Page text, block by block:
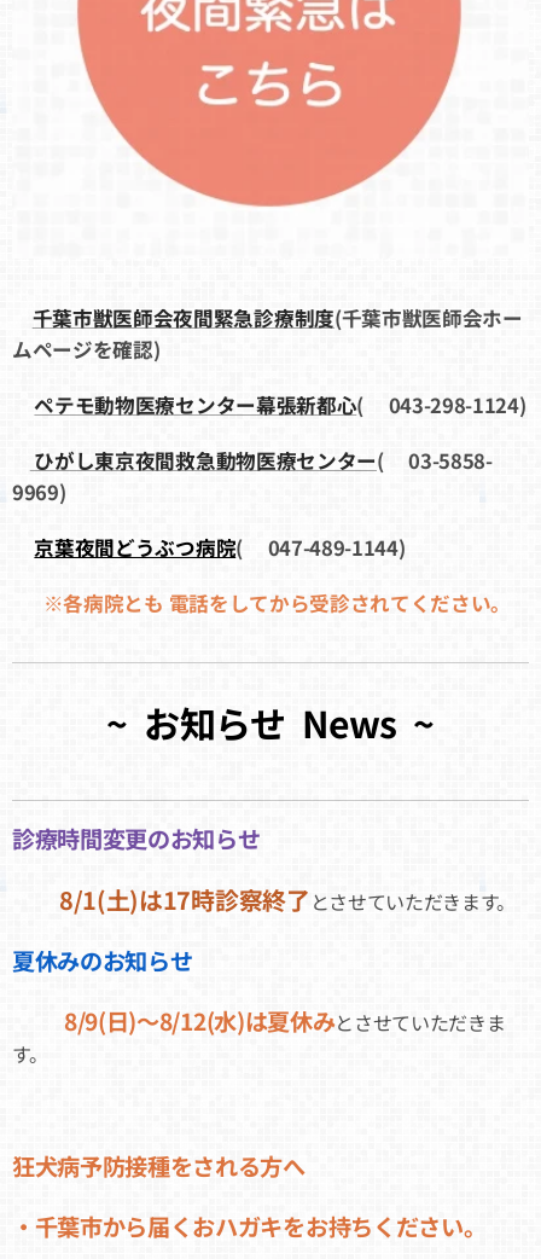
千葉市獣医師会夜間緊急診療制度(千葉市獣医師会ホー
ムページを確認)
ペテモ動物医療センター幕張新都心(📞043-298-1124)
ひがし東京夜間救急動物医療センター(📞03-5858-
9969)
京葉夜間どうぶつ病院(📞047-489-1144)
※各病院とも 電話をしてから受診されてください。
~ お知らせ News ~
診療時間変更のお知らせ
8/1(土)は17時診察終了 とさせていただきます。
夏休みのお知らせ
8/9(日)〜8/12(水)は夏休みとさせていただきま
す。
狂犬病予防接種をされる方へ
・千葉市から届くおハガキをお持ちください。